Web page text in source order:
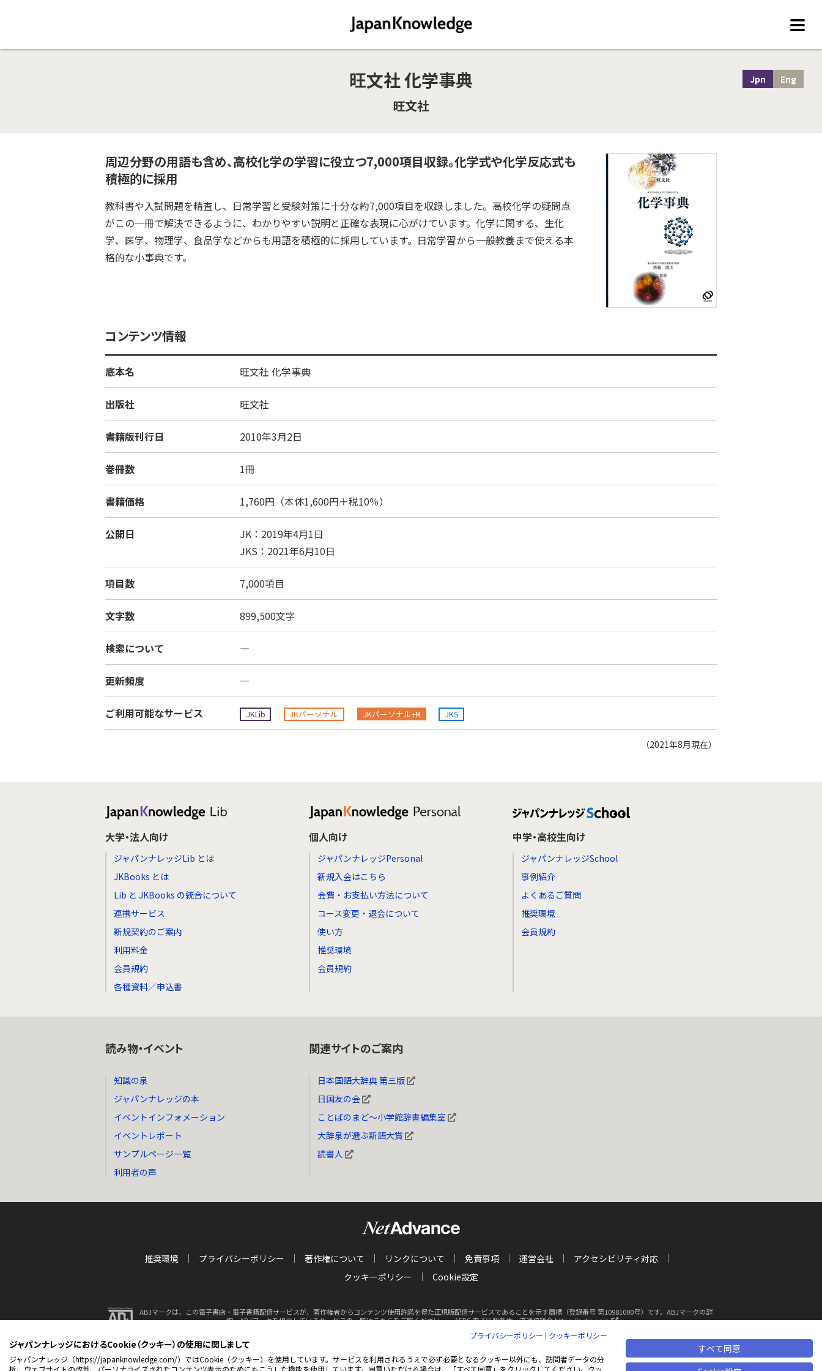
旺文社 化学事典
旺文社
Jpn Eng
周辺分野の用語も含め、高校化学の学習に役立つ7,000項目収録。化学式や化学反応式も
積極的に採用
教科書や入試問題を精査し、日常学習と受験対策に十分な約7,000項目を収録しました。高校化学の疑問点
がこの一冊で解決できるように、わかりやすい説明と正確な表現に心がけています。化学に関する、生化
学、医学、物理学、食品学などからも用語を積極的に採用しています。日常学習から一般教養まで使える本
格的な小事典です。
コンテンツ情報
底本名 旺文社 化学事典
出版社 旺文社
書籍版刊行日 2010年3月2日
巻冊数 1冊
書籍価格 1,760円（本体1,600円＋税10％）
公開日
JK：2019年4月1日
JKS：2021年6月10日
項目数 7,000項目
文字数 899,500文字
検索について ―
更新頻度 ―
ご利用可能なサービス JKLib JKパーソナル JKパーソナル+R JKS
（2021年8月現在）
大学・法人向け
ジャパンナレッジLib とは
JKBooks とは
Lib と JKBooks の統合について
連携サービス
新規契約のご案内
利用料金
会員規約
各種資料／申込書
個人向け
ジャパンナレッジPersonal
新規入会はこちら
会費・お支払い方法について
コース変更・退会について
使い方
推奨環境
会員規約
中学・高校生向け
ジャパンナレッジSchool
事例紹介
よくあるご質問
推奨環境
会員規約
読み物・イベント
知識の泉
ジャパンナレッジの本
イベントインフォメーション
イベントレポート
サンプルページ一覧
利用者の声
関連サイトのご案内
日本国語大辞典 第三版
日国友の会
ことばのまど～小学館辞書編集室
大辞泉が選ぶ新語大賞
読書人
推奨環境 プライバシーポリシー 著作権について リンクについて 免責事項 運営会社
アクセシビリティ対応
クッキーポリシー
Cookie設定
ABJマークは、この電子書店・電子書籍配信サービスが、著作権者からコンテンツ使用許諾を得た正規版配信サービスであることを示す商標（登録番号 第10981000号）です。ABJマークの詳
細、ABJマークを掲示しているサービスの一覧はこちらをご覧ください。
AEBS 電子出版制作・流通協議会 https://aebs.or.jp/
新
© 2001-2026 NetAdvance Inc. All rights reserved.
プライバシーポリシー | クッキーポリシー
ジャパンナレッジにおけるCookie（クッキー）の使用に関しまして
ジャパンナレッジ（https://japanknowledge.com/）ではCookie（クッキー）を使用しています。サービスを利用されるうえで必ず必要となるクッキー以外にも、訪問者データの分
析、ウェブサイトの改善、パーソナライズされたコンテンツ表示のためにもこうした機能を使用しています。同意いただける場合は、「すべて同意」をクリックしてください。クッ
すべて同意